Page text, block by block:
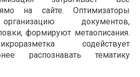
на сайте. Оптимизаторы
документов,
формируют метаописания.
содействует
распознавать тематику